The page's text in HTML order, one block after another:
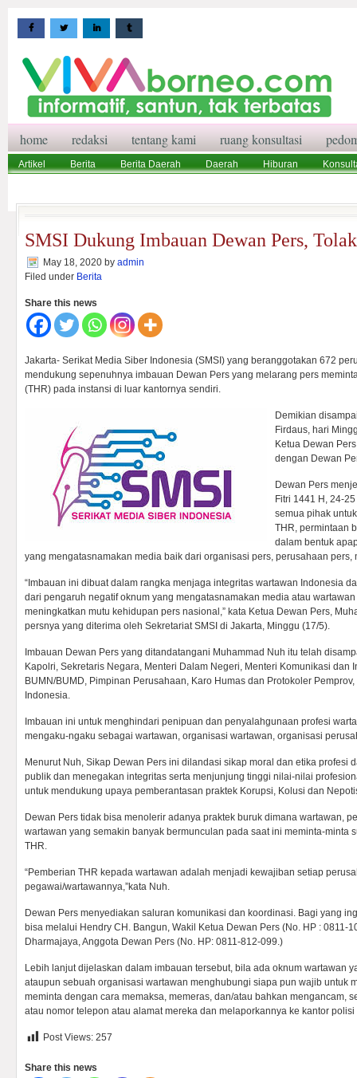
home redaksi tentang kami ruang konsultasi
Artikel Berita Berita Daerah Daerah Hiburan
SMSI Dukung Imbauan Dewan Pers,
May 18, 2020 by admin
Filed under Berita
Share this news
Jakarta- Serikat Media Siber Indonesia (SMSI) yang beranggotakan 672
mendukung sepenuhnya imbauan Dewan Pers yang melarang pers
(THR) pada instansi di luar kantornya sendiri.
Demikian
Firdaus, hari
Ketua Dewan
dengan Dewan
Dewan Pers
Fitri 1441 H, 24-
semua pihak
THR, permintaan
dalam bentuk
yang mengatasnamakan media baik dari organisasi pers, perusahaan
“Imbauan ini dibuat dalam rangka menjaga integritas wartawan Indonesia
dari pengaruh negatif oknum yang mengatasnamakan media atau
meningkatkan mutu kehidupan pers nasional,” kata Ketua Dewan Pers,
persnya yang diterima oleh Sekretariat SMSI di Jakarta, Minggu (17/5).
Imbauan Dewan Pers yang ditandatangani Muhammad Nuh itu telah
Kapolri, Sekretaris Negara, Menteri Dalam Negeri, Menteri Komunikasi dan
BUMN/BUMD, Pimpinan Perusahaan, Karo Humas dan Protokoler
Indonesia.
Imbauan ini untuk menghindari penipuan dan penyalahgunaan profesi
mengaku-ngaku sebagai wartawan, organisasi wartawan, organisasi
Menurut Nuh, Sikap Dewan Pers ini dilandasi sikap moral dan etika profesi
publik dan menegakan integritas serta menjunjung tinggi nilai-nilai
untuk mendukung upaya pemberantasan praktek Korupsi, Kolusi dan
Dewan Pers tidak bisa menolerir adanya praktek buruk dimana wartawan,
wartawan yang semakin banyak bermunculan pada saat ini meminta-minta
THR.
“Pemberian THR kepada wartawan adalah menjadi kewajiban setiap
pegawai/wartawannya,”kata Nuh.
Dewan Pers menyediakan saluran komunikasi dan koordinasi. Bagi yang
bisa melalui Hendry CH. Bangun, Wakil Ketua Dewan Pers (No. HP : 0811-
Dharmajaya, Anggota Dewan Pers (No. HP: 0811-812-099.)
Lebih lanjut dijelaskan dalam imbauan tersebut, bila ada oknum wartawan
ataupun sebuah organisasi wartawan menghubungi siapa pun wajib untuk
meminta dengan cara memaksa, memeras, dan/atau bahkan mengancam,
atau nomor telepon atau alamat mereka dan melaporkannya ke kantor polisi
Post Views: 257
Share this news